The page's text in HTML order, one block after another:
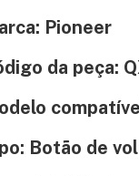
Pioneer
da peça:
Botão de